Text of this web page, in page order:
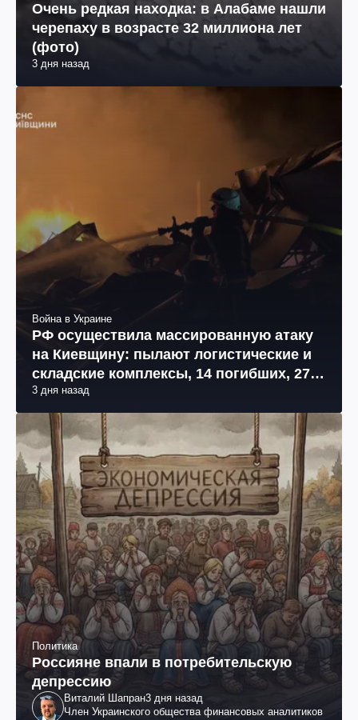
Очень редкая находка: в Алабаме нашли
черепаху в возрасте 32 миллиона лет
(фото)
3 дня назад
Война в Украине
РФ осуществила массированную атаку
на Киевщину: пылают логистические и
складские комплексы, 14 погибших, 27
раненых (фото, видео)
3 дня назад
Политика
Россияне впали в потребительскую
депрессию
Виталий Шапран3 дня назад
Член Украинского общества финансовых аналитиков